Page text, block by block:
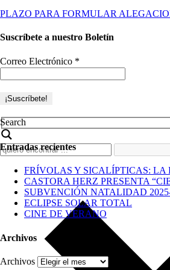
PLAZO PARA FORMULAR
Suscríbete a nuestro Boletín
Correo Electrónico *
Search
Entradas recientes
FRÍVOLAS Y SICALÍPTICAS: LA
CASTORA HERZ PRESENTA
SUBVENCIÓN NATALIDAD
ECLIPSE SOLAR TOTAL
CINE DE VERANO
Archivos
Archivos